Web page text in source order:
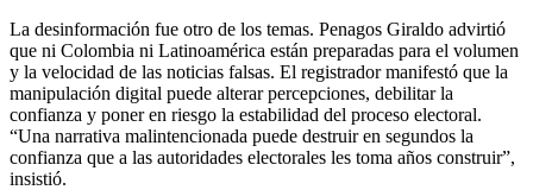
La desinformación fue otro de los temas. Penagos Giraldo advirtió
que ni Colombia ni Latinoamérica están preparadas para el volumen
y la velocidad de las noticias falsas. El registrador manifestó que la
manipulación digital puede alterar percepciones, debilitar la
confianza y poner en riesgo la estabilidad del proceso electoral.
“Una narrativa malintencionada puede destruir en segundos la
confianza que a las autoridades electorales les toma años construir”,
insistió.